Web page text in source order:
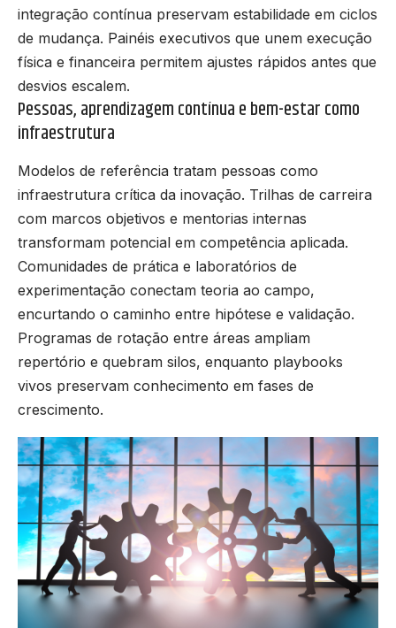
integração contínua preservam estabilidade em ciclos
de mudança. Painéis executivos que unem execução
física e financeira permitem ajustes rápidos antes que
desvios escalem.
Pessoas, aprendizagem contínua e bem-estar como
infraestrutura
Modelos de referência tratam pessoas como
infraestrutura crítica da inovação. Trilhas de carreira
com marcos objetivos e mentorias internas
transformam potencial em competência aplicada.
Comunidades de prática e laboratórios de
experimentação conectam teoria ao campo,
encurtando o caminho entre hipótese e validação.
Programas de rotação entre áreas ampliam
repertório e quebram silos, enquanto playbooks
vivos preservam conhecimento em fases de
crescimento.